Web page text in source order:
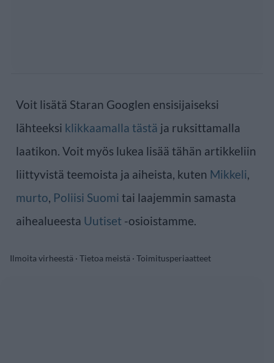
Voit lisätä Staran Googlen ensisijaiseksi
lähteeksi klikkaamalla tästä ja ruksittamalla
laatikon. Voit myös lukea lisää tähän artikkeliin
liittyvistä teemoista ja aiheista, kuten Mikkeli,
murto, Poliisi Suomi tai laajemmin samasta
aihealueesta Uutiset -osioistamme.
Ilmoita virheestä · Tietoa meistä · Toimitusperiaatteet